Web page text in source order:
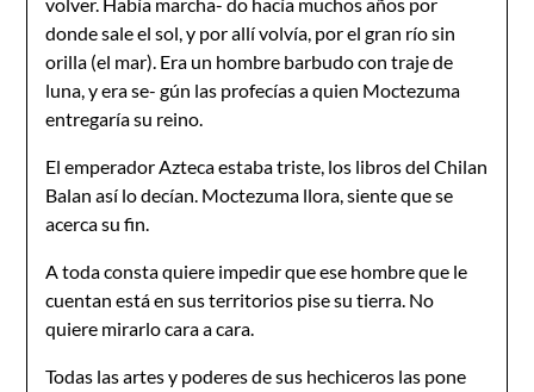
donde sale el sol, y por allí volvía, por el gran río sin
orilla (el mar). Era un hombre barbudo con traje de
luna, y era se- gún las profecías a quien Moctezuma
entregaría su reino.
El emperador Azteca estaba triste, los libros del Chilan
Balan así lo decían. Moctezuma llora, siente que se
acerca su fin.
A toda consta quiere impedir que ese hombre que le
cuentan está en sus territorios pise su tierra. No
quiere mirarlo cara a cara.
Todas las artes y poderes de sus hechiceros las pone